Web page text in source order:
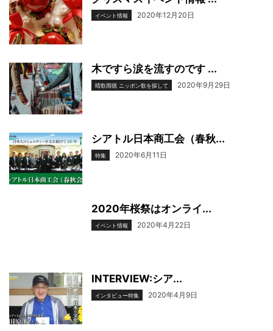
イベント情報 2020年12月20日
木ですら涙を流すのです ...
晴歌雨聴 ニッポン歌を探して 2020年9月29日
シアトル日本商工会（春秋...
特集 2020年6月11日
2020年桜祭はオンライ...
イベント情報 2020年4月22日
INTERVIEW:シア...
インタビュー特集 2020年4月9日